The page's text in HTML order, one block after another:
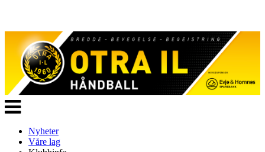
Veksle
navigasjon
Nyheter
Våre lag